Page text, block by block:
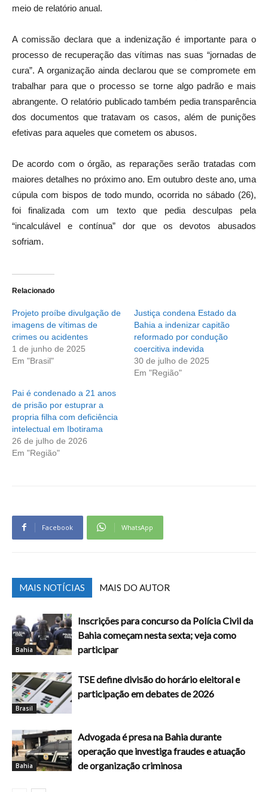
meio de relatório anual.
A comissão declara que a indenização é importante para o
processo de recuperação das vítimas nas suas “jornadas de
cura”. A organização ainda declarou que se compromete em
trabalhar para que o processo se torne algo padrão e mais
abrangente. O relatório publicado também pedia transparência
dos documentos que tratavam os casos, além de punições
efetivas para aqueles que cometem os abusos.
De acordo com o órgão, as reparações serão tratadas com
maiores detalhes no próximo ano. Em outubro deste ano, uma
cúpula com bispos de todo mundo, ocorrida no sábado (26),
foi finalizada com um texto que pedia desculpas pela
“incalculável e contínua” dor que os devotos abusados
sofriam.
Relacionado
Projeto proíbe divulgação de
imagens de vítimas de
crimes ou acidentes
1 de junho de 2025
Em "Brasil"
Justiça condena Estado da
Bahia a indenizar capitão
reformado por condução
coercitiva indevida
30 de julho de 2025
Em "Região"
Pai é condenado a 21 anos
de prisão por estuprar a
propria filha com deficiência
intelectual em Ibotirama
26 de julho de 2026
Em "Região"
Facebook WhatsApp
MAIS NOTÍCIAS MAIS DO AUTOR
Bahia
Inscrições para concurso da Polícia Civil da
Bahia começam nesta sexta; veja como
participar
Brasil
TSE define divisão do horário eleitoral e
participação em debates de 2026
Bahia
Advogada é presa na Bahia durante
operação que investiga fraudes e atuação
de organização criminosa